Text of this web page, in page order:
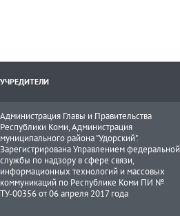
УЧРЕДИТЕЛИ
Администрация Главы и Правительства
Республики Коми, Администрация
муниципального района "Удорский".
Зарегистрирована Управлением федеральной
службы по надзору в сфере связи,
информационных технологий и массовых
коммуникаций по Республике Коми ПИ №
ТУ-00356 от 06 апреля 2017 года